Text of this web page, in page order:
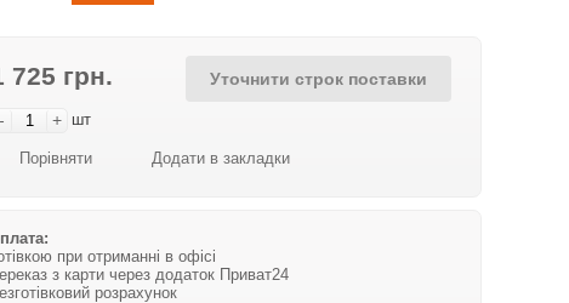
725 грн.
- + шт
Уточнити строк поставки
Порівняти Додати в закладки
при отриманні в офісі
з карти через додаток Приват24
розрахунок